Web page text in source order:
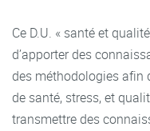
Ce D.U. « santé et
d’apporter des
des méthodologies afin
de santé, stress, et
transmettre des